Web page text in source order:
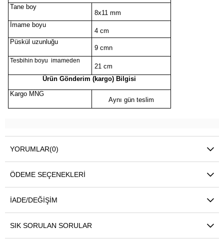
Tane boy
8x11 mm
İmame boyu
4 cm
Püskül uzunluğu
9 cmn
Tesbihin boyu imameden
21 cm
Ürün Gönderim (kargo) Bilgisi
Kargo MNG
Aynı gün teslim
YORUMLAR(0)
ÖDEME SEÇENEKLERI
İADE/DEĞIŞIM
SIK SORULAN SORULAR